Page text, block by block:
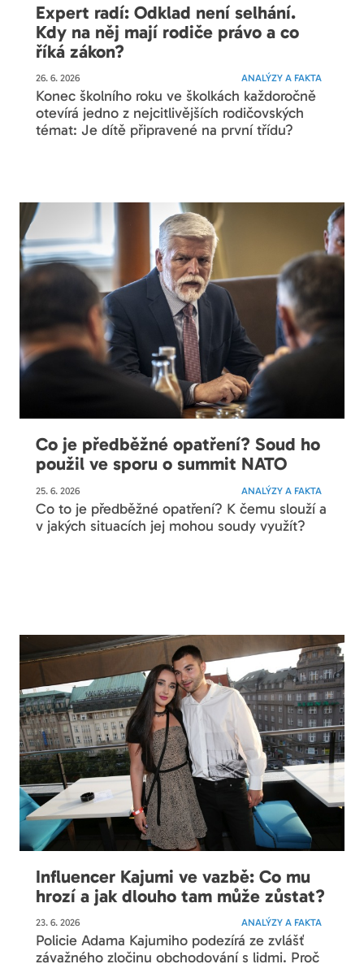
Expert radí: Odklad není selhání.
Kdy na něj mají rodiče právo a co
říká zákon?
26. 6. 2026 ANALÝZY A FAKTA
Konec školního roku ve školkách každoročně
otevírá jedno z nejcitlivějších rodičovských
témat: Je dítě připravené na první třídu?
Co je předběžné opatření? Soud ho
použil ve sporu o summit NATO
25. 6. 2026 ANALÝZY A FAKTA
Co to je předběžné opatření? K čemu slouží a
v jakých situacích jej mohou soudy využít?
Influencer Kajumi ve vazbě: Co mu
hrozí a jak dlouho tam může zůstat?
23. 6. 2026 ANALÝZY A FAKTA
Policie Adama Kajumiho podezírá ze zvlášť
závažného zločinu obchodování s lidmi. Proč